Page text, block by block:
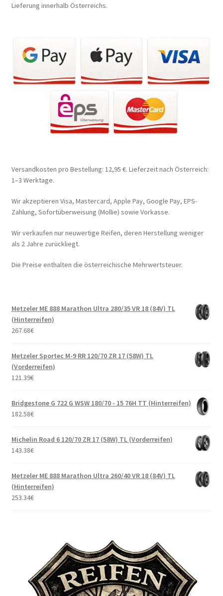
Lieferung innerhalb Österreichs.
Versandkosten pro Bestellung: 12,95 €. Lieferzeit nach Österreich:
1–3 Werktage.
Wir akzeptieren Visa, Mastercard, Apple Pay, Google Pay, EPS-
Zahlung, Sofortüberweisung (Mollie) sowie Vorkasse.
Wir verkaufen nur neuwertige Reifen, deren Herstellung weniger
als 2 Jahre zurückliegt.
Die Preise enthalten die österreichische Mehrwertsteuer.
Metzeler ME 888 Marathon Ultra 280/35 VR 18 (84V) TL
(Hinterreifen)
267.68€
Metzeler Sportec M-9 RR 120/70 ZR 17 (58W) TL
(Vorderreifen)
121.39€
Bridgestone G 722 G WSW 180/70 - 15 76H TT (Hinterreifen)
182.58€
Michelin Road 6 120/70 ZR 17 (58W) TL (Vorderreifen)
143.38€
Metzeler ME 888 Marathon Ultra 260/40 VR 18 (84V) TL
(Hinterreifen)
253.34€